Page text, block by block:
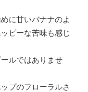
に甘いバナナのよ
ピーな苦味も感じ
ルではありませ
プのフローラルさ